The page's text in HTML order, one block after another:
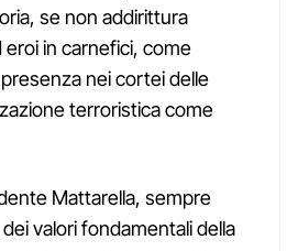
se non addirittura
in carnefici, come
nei cortei delle
terroristica come
Mattarella, sempre
valori fondamentali della